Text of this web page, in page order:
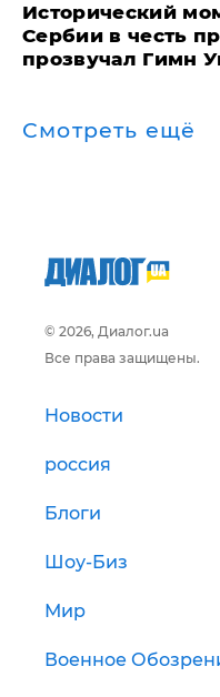
Исторический
Сербии в честь
прозвучал Гимн
Смотреть ещё
© 2026, Диалог.ua
Все права защищены.
Новости
россия
Блоги
Шоу-Биз
Мир
Военное